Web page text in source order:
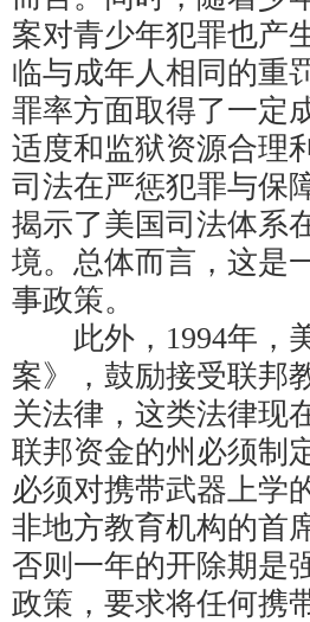
案对青少年犯罪也产
临与成年人相同的重
罪率方面取得了一定
适度和监狱资源合理
司法在严惩犯罪与保
揭示了美国司法体系
境。总体而言，这是
事政策。
此外，1994年，美
案》，鼓励接受联邦
关法律，这类法律现
联邦资金的州必须制
必须对携带武器上学
非地方教育机构的首
否则一年的开除期是
政策，要求将任何携